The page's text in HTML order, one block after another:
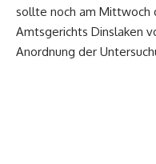
sollte noch am Mittwoch
Amtsgerichts Dinslaken
Anordnung der